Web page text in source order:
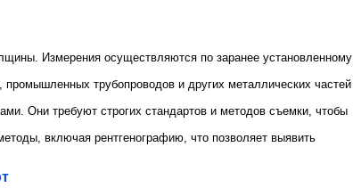
Измерения осуществляются по заранее установленному
трубопроводов и других металлических частей
Они требуют строгих стандартов и методов съемки, чтобы
включая рентгенографию, что позволяет выявить